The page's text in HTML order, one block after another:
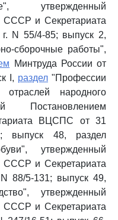
утвержденный
СССР и Секретариата
N 55/4-85; выпуск 2,
сборочные работы",
Минтруда России от
I, раздел "Профессии
народного
Постановлением
ВЦСПС от 31
выпуск 48, раздел
утвержденный
СССР и Секретариата
88/5-131; выпуск 49,
утвержденный
СССР и Секретариата